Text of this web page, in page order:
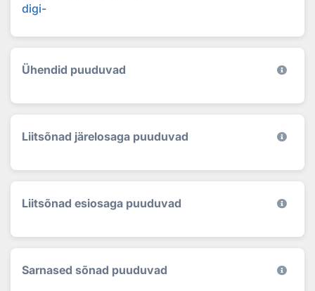
digi-
Ühendid puuduvad
Liitsõnad järelosaga puuduvad
Liitsõnad esiosaga puuduvad
Sarnased sõnad puuduvad